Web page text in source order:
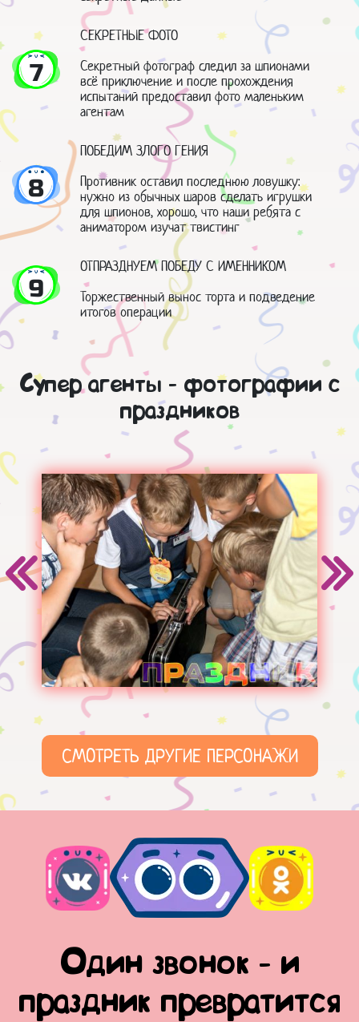
7
СЕКРЕТНЫЕ ФОТО
Секретный фотограф следил за шпионами
всё приключение и после прохождения
испытаний предоставил фото маленьким
агентам
8
ПОБЕДИМ ЗЛОГО ГЕНИЯ
Противник оставил последнюю ловушку:
нужно из обычных шаров сделать игрушки
для шпионов, хорошо, что наши ребята с
аниматором изучат твистинг
9
ОТПРАЗДНУЕМ ПОБЕДУ С ИМЕННИКОМ
Торжественный вынос торта и подведение
итогов операции
Супер агенты - фотографии с
праздников
СМОТРЕТЬ ДРУГИЕ ПЕРСОНАЖИ
Один звонок - и
праздник превратится